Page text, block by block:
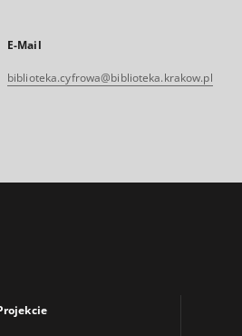
E-Mail
biblioteka.cyfrowa@biblioteka.krakow.pl